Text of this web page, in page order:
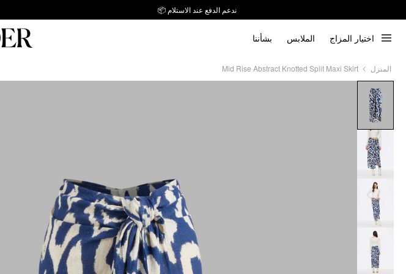
ندعم الدفع عند الاستلام 📦
اختيار المزاج الملابس بشأننا
المنزل Mid Rise Abstract Knotted Split Maxi Skirt